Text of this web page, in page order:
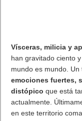
Vísceras, milicia y
han gravitado ciento
mundo es mundo.
emociones fuertes,
distópico que está
actualmente.
en este territorio